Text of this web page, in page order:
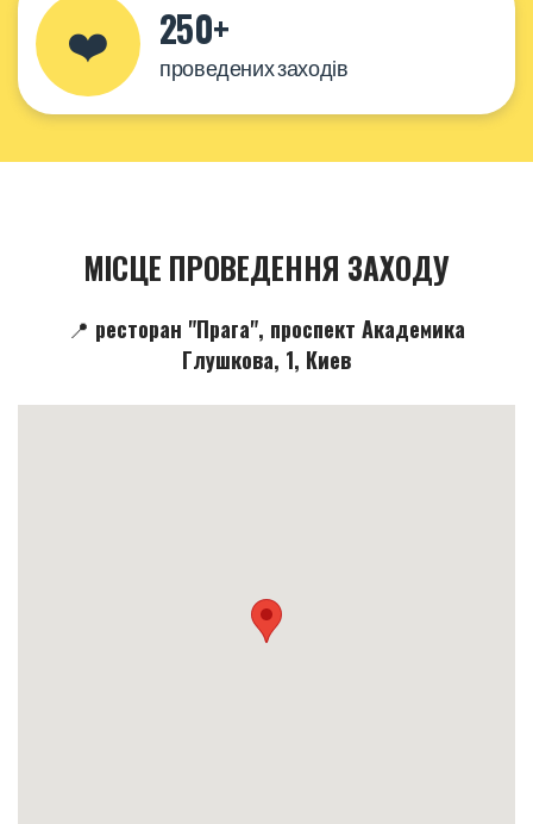
❤️ 250+
проведених заходів
МІСЦЕ ПРОВЕДЕННЯ ЗАХОДУ
📍 ресторан "Прага", проспект Академика
Глушкова, 1, Киев